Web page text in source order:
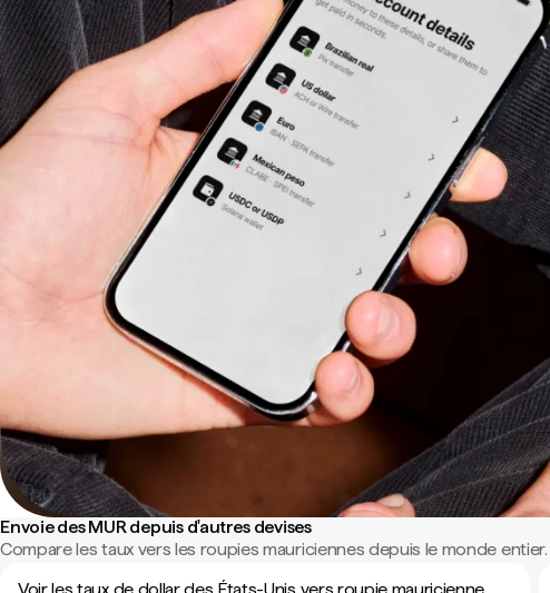
Envoie des MUR depuis d'autres devises
Compare les taux vers les roupies mauriciennes depuis le monde entier.